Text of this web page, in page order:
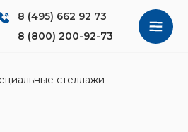
662 92 73
200-92-73